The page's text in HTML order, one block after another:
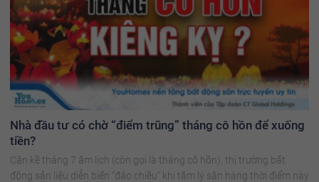
Nhà đầu tư có chờ “điểm trũng” tháng cô hồn để xuống
tiền?
Cận kề tháng 7 âm lịch (còn gọi là tháng cô hồn), thị trường bất
động sản liệu diễn biến “đảo chiều” khi tâm lý săn hàng thời điểm này